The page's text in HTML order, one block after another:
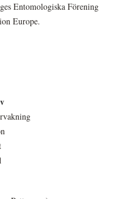
Entomologiska Förening
Europe.